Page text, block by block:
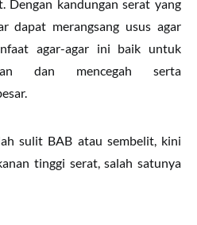
Dengan kandungan serat yang
dapat merangsang usus agar
agar-agar ini baik untuk
dan mencegah serta
sulit BAB atau sembelit, kini
tinggi serat, salah satunya